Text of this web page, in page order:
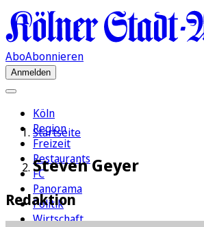
AboAbonnieren
Anmelden
Köln
Region
Freizeit
Restaurants
FC
Panorama
Politik
Wirtschaft
Startseite
Steven Geyer
Redaktion